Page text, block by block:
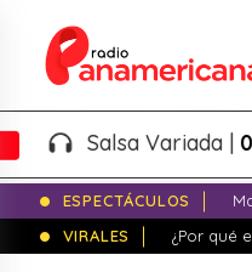
Salsa Variada |
ESPECTÁCULOS
VIRALES
¿Por qué